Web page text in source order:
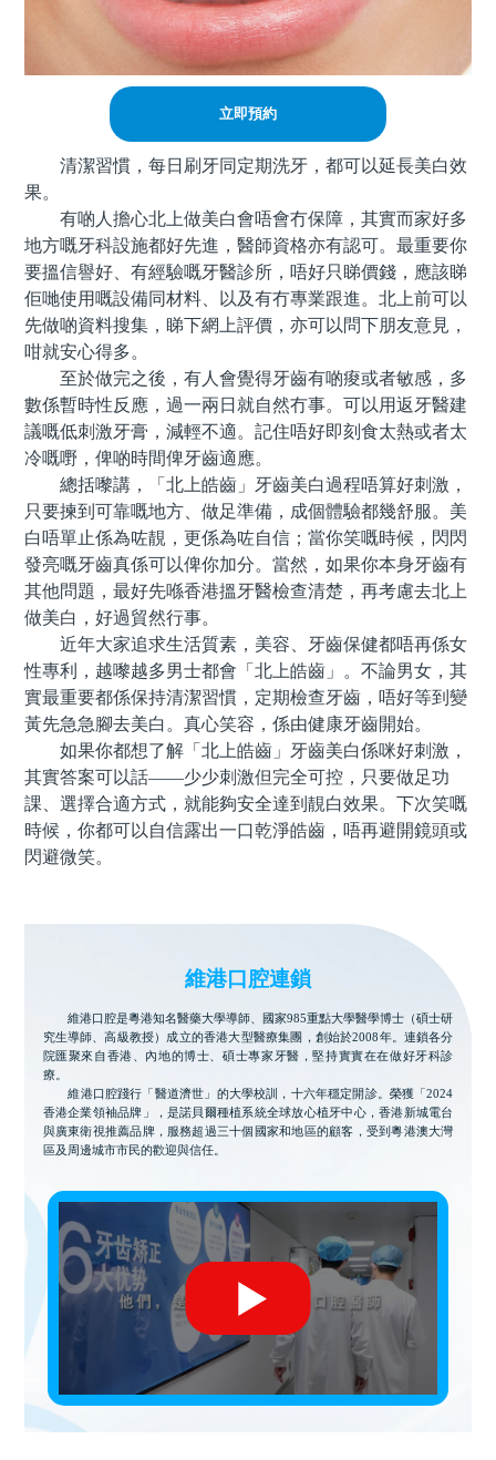
立即預約
清潔習慣，每日刷牙同定期洗牙，都可以延長美白效
果。
有啲人擔心北上做美白會唔會冇保障，其實而家好多
地方嘅牙科設施都好先進，醫師資格亦有認可。最重要你
要搵信譽好、有經驗嘅牙醫診所，唔好只睇價錢，應該睇
佢哋使用嘅設備同材料、以及有冇專業跟進。北上前可以
先做啲資料搜集，睇下網上評價，亦可以問下朋友意見，
咁就安心得多。
至於做完之後，有人會覺得牙齒有啲痠或者敏感，多
數係暫時性反應，過一兩日就自然冇事。可以用返牙醫建
議嘅低刺激牙膏，減輕不適。記住唔好即刻食太熱或者太
冷嘅嘢，俾啲時間俾牙齒適應。
總括嚟講，「北上皓齒」牙齒美白過程唔算好刺激，
只要揀到可靠嘅地方、做足準備，成個體驗都幾舒服。美
白唔單止係為咗靚，更係為咗自信；當你笑嘅時候，閃閃
發亮嘅牙齒真係可以俾你加分。當然，如果你本身牙齒有
其他問題，最好先喺香港搵牙醫檢查清楚，再考慮去北上
做美白，好過貿然行事。
近年大家追求生活質素，美容、牙齒保健都唔再係女
性專利，越嚟越多男士都會「北上皓齒」。不論男女，其
實最重要都係保持清潔習慣，定期檢查牙齒，唔好等到變
黃先急急腳去美白。真心笑容，係由健康牙齒開始。
如果你都想了解「北上皓齒」牙齒美白係咪好刺激，
其實答案可以話——少少刺激但完全可控，只要做足功
課、選擇合適方式，就能夠安全達到靚白效果。下次笑嘅
時候，你都可以自信露出一口乾淨皓齒，唔再避開鏡頭或
閃避微笑。
維港口腔連鎖
維港口腔是粵港知名醫藥大學導師、國家985重點大學醫學博士（碩士研
究生導師、高級教授）成立的香港大型醫療集團，創始於2008年。連鎖各分
院匯聚來自香港、內地的博士、碩士專家牙醫，堅持實實在在做好牙科診
療。
維港口腔踐行「醫道濟世」的大學校訓，十六年穩定開診。榮獲「2024
香港企業領袖品牌」，是諾貝爾種植系統全球放心植牙中心，香港新城電台
與廣東衛視推薦品牌，服務超過三十個國家和地區的顧客，受到粵港澳大灣
區及周邊城市市民的歡迎與信任。